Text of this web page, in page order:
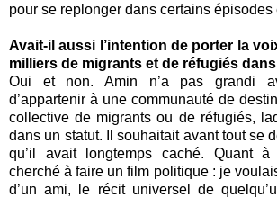
pour se replonger dans certains épisodes
Avait-il aussi l’intention de porter la
milliers de migrants et de réfugiés
Oui et non. Amin n’a pas grandi
d’appartenir à une communauté de
collective de migrants ou de réfugiés,
dans un statut. Il souhaitait avant tout se
qu’il avait longtemps caché. Quant
cherché à faire un film politique : je
d’un ami, le récit universel de